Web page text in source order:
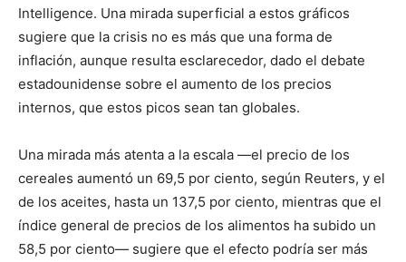
Intelligence. Una mirada superficial a estos gráficos
sugiere que la crisis no es más que una forma de
inflación, aunque resulta esclarecedor, dado el debate
estadounidense sobre el aumento de los precios
internos, que estos picos sean tan globales.
Una mirada más atenta a la escala —el precio de los
cereales aumentó un 69,5 por ciento, según Reuters, y el
de los aceites, hasta un 137,5 por ciento, mientras que el
índice general de precios de los alimentos ha subido un
58,5 por ciento— sugiere que el efecto podría ser más